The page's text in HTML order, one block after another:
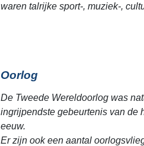
waren talrijke sport-, muziek-,
Oorlog
De Tweede Wereldoorlog was
ingrijpendste gebeurtenis van de
eeuw.
Er zijn ook een aantal